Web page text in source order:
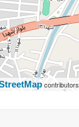
contributors